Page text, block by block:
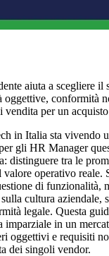
aiuta a scegliere
oggettive, conformità
vendita per un
in Italia sta vivendo
gli HR Manager
distinguere tra le
operativo reale.
di funzionalità,
cultura aziendale,
legale. Questa
imparziale in un
oggettivi e requisiti
dei singoli vendor.